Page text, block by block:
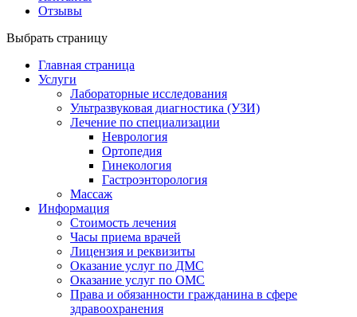
Отзывы
Выбрать страницу
Главная страница
Услуги
Лабораторные исследования
Ультразвуковая диагностика (УЗИ)
Лечение по специализации
Неврология
Ортопедия
Гинекология
Гастроэнторология
Массаж
Информация
Стоимость лечения
Часы приема врачей
Лицензия и реквизиты
Оказание услуг по ДМС
Оказание услуг по ОМС
Права и обязанности гражданина в сфере
здравоохранения